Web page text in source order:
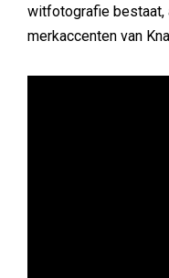
witfotografie bestaat,
merkaccenten van